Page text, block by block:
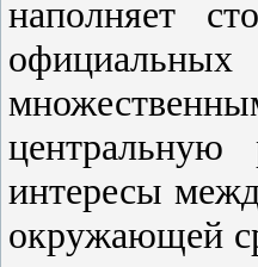
наполняет
официальных
центральную
интересы
окружающей